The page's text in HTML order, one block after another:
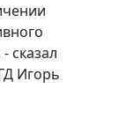
сказал
Игорь